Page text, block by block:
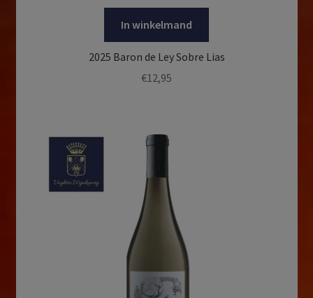
In winkelmand
2025 Baron de Ley Sobre Lias
€12,95